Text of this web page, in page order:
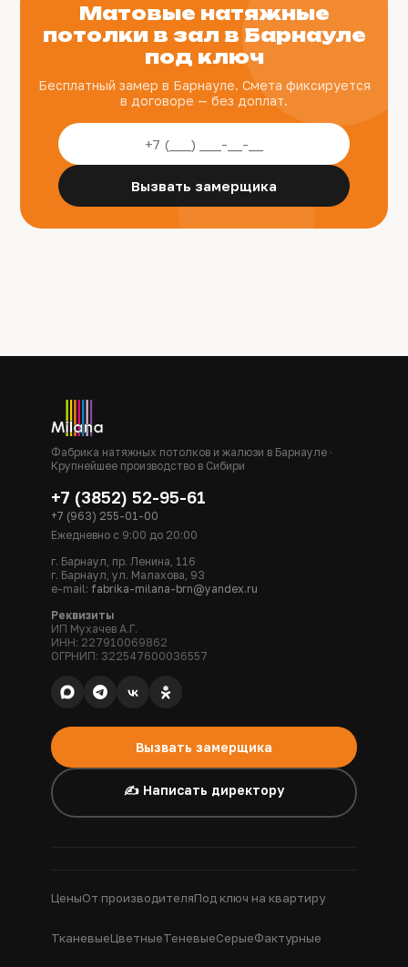
Матовые натяжные
потолки в зал в Барнауле
под ключ
Бесплатный замер в Барнауле. Смета фиксируется
в договоре — без доплат.
Вызвать замерщика
Фабрика натяжных потолков и жалюзи в Барнауле ·
Крупнейшее производство в Сибири
+7 (3852) 52-95-61
+7 (963) 255-01-00
Ежедневно с 9:00 до 20:00
г. Барнаул, пр. Ленина, 116
г. Барнаул, ул. Малахова, 93
e-mail: fabrika-milana-brn@yandex.ru
Реквизиты
ИП Мухачев А.Г.
ИНН: 227910069862
ОГРНИП: 322547600036557
Вызвать замерщика
✍️ Написать директору
ЦеныОт производителяПод ключ на квартиру
ТканевыеЦветныеТеневыеСерыеФактурные